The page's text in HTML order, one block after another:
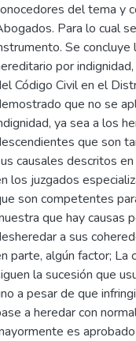
del tema y
Para lo cual
Se concluye
por
Código Civil en el
que no se
ya sea a los
que son
causales descritos
los juzgados
son competentes
que hay causas
a sus
parte, algún factor; La
la sucesión que
a pesar de que
a heredar con
es